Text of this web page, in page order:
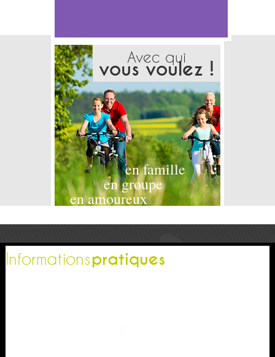
Avec qui
vous voulez !
en famille
en groupe
en amoureux
Informationspratiques